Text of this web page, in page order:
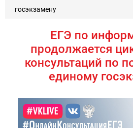
госэкзамену
ЕГЭ по
продолжается
консультаций по
единому